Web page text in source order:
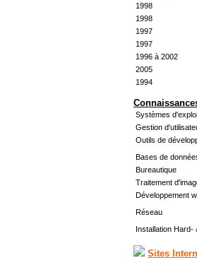
1998
1998
1997
1997
1996 à 2002
2005
1994
Systèmes
Gestion
Outils de
Bases de
Bureautique
Traitement
Développement
Réseau
Installation Hard-
Sites